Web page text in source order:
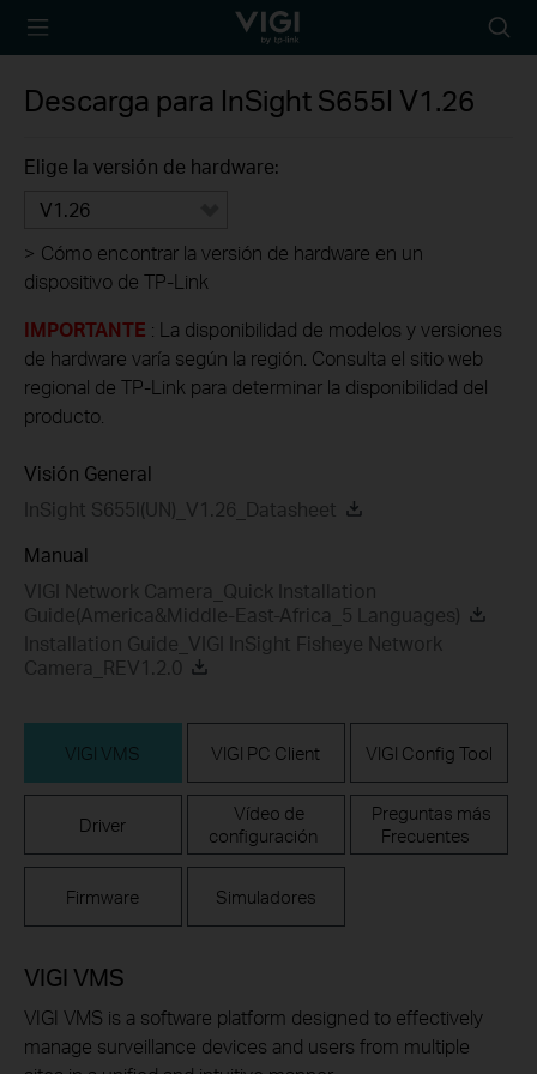
TP-Link, Reliably
Descarga para InSight S655I V1.26
Elige la versión de hardware:
V1.26
> Cómo encontrar la versión de hardware en un
dispositivo de TP-Link
IMPORTANTE : La disponibilidad de modelos y versiones
de hardware varía según la región. Consulta el sitio web
regional de TP-Link para determinar la disponibilidad del
producto.
Visión General
InSight S655I(UN)_V1.26_Datasheet
Manual
VIGI Network Camera_Quick Installation
Guide(America&Middle-East-Africa_5 Languages)
Installation Guide_VIGI InSight Fisheye Network
Camera_REV1.2.0
VIGI VMS VIGI PC Client VIGI Config Tool
Driver
Vídeo de
configuración
Preguntas más
Frecuentes
Firmware Simuladores
VIGI VMS
VIGI VMS is a software platform designed to effectively
manage surveillance devices and users from multiple